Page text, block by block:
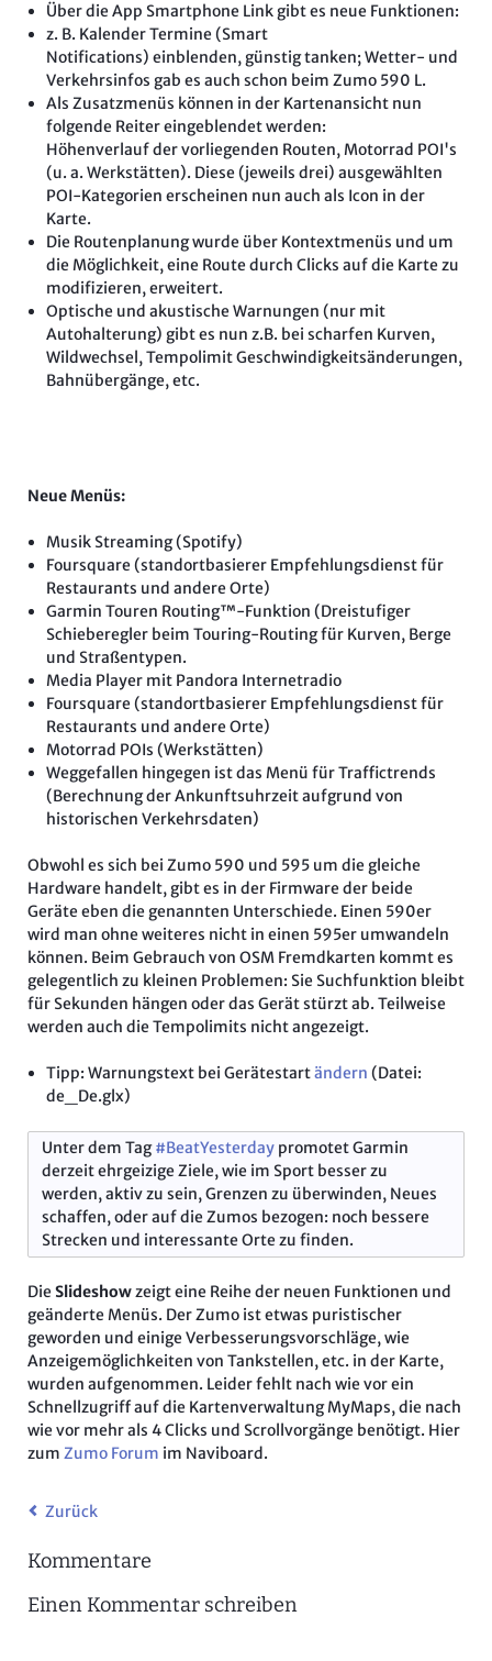
Über die App Smartphone Link gibt es neue Funktionen:
z. B. Kalender Termine (Smart
Notifications) einblenden, günstig tanken; Wetter- und
Verkehrsinfos gab es auch schon beim Zumo 590 L.
Als Zusatzmenüs können in der Kartenansicht nun
folgende Reiter eingeblendet werden:
Höhenverlauf der vorliegenden Routen, Motorrad POI's
(u. a. Werkstätten). Diese (jeweils drei) ausgewählten
POI-Kategorien erscheinen nun auch als Icon in der
Karte.
Die Routenplanung wurde über Kontextmenüs und um
die Möglichkeit, eine Route durch Clicks auf die Karte zu
modifizieren, erweitert.
Optische und akustische Warnungen (nur mit
Autohalterung) gibt es nun z.B. bei scharfen Kurven,
Wildwechsel, Tempolimit Geschwindigkeitsänderungen,
Bahnübergänge, etc.
Neue Menüs:
Musik Streaming (Spotify)
Foursquare (standortbasierer Empfehlungsdienst für
Restaurants und andere Orte)
Garmin Touren Routing™-Funktion (Dreistufiger
Schieberegler beim Touring-Routing für Kurven, Berge
und Straßentypen.
Media Player mit Pandora Internetradio
Foursquare (standortbasierer Empfehlungsdienst für
Restaurants und andere Orte)
Motorrad POIs (Werkstätten)
Weggefallen hingegen ist das Menü für Traffictrends
(Berechnung der Ankunftsuhrzeit aufgrund von
historischen Verkehrsdaten)
Obwohl es sich bei Zumo 590 und 595 um die gleiche
Hardware handelt, gibt es in der Firmware der beide
Geräte eben die genannten Unterschiede. Einen 590er
wird man ohne weiteres nicht in einen 595er umwandeln
können. Beim Gebrauch von OSM Fremdkarten kommt es
gelegentlich zu kleinen Problemen: Sie Suchfunktion bleibt
für Sekunden hängen oder das Gerät stürzt ab. Teilweise
werden auch die Tempolimits nicht angezeigt.
Tipp: Warnungstext bei Gerätestartändern (Datei:
de_De.glx)
Unter dem Tag#BeatYesterday promotet Garmin
derzeit ehrgeizige Ziele, wie im Sport besser zu
werden, aktiv zu sein, Grenzen zu überwinden, Neues
schaffen, oder auf die Zumos bezogen: noch bessere
Strecken und interessante Orte zu finden.
DieSlideshowzeigt eine Reihe der neuen Funktionen und
geänderte Menüs. Der Zumo ist etwas puristischer
geworden und einige Verbesserungsvorschläge, wie
Anzeigemöglichkeiten von Tankstellen, etc. in der Karte,
wurden aufgenommen. Leider fehlt nach wie vor ein
Schnellzugriff auf die Kartenverwaltung MyMaps, die nach
wie vor mehr als 4 Clicks und Scrollvorgänge benötigt. Hier
zum Zumo Forum im Naviboard.
Zurück
Kommentare
Einen Kommentar schreiben